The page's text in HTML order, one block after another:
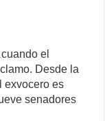
el
Desde la
exvocero es
senadores